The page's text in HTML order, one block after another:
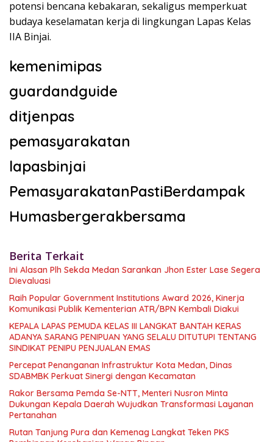
potensi bencana kebakaran, sekaligus memperkuat
budaya keselamatan kerja di lingkungan Lapas Kelas
IIA Binjai.
kemenimipas
guardandguide
ditjenpas
pemasyarakatan
lapasbinjai
PemasyarakatanPastiBerdampak
Humasbergerakbersama
Berita Terkait
Ini Alasan Plh Sekda Medan Sarankan Jhon Ester Lase Segera
Dievaluasi
Raih Popular Government Institutions Award 2026, Kinerja
Komunikasi Publik Kementerian ATR/BPN Kembali Diakui
KEPALA LAPAS PEMUDA KELAS III LANGKAT BANTAH KERAS
ADANYA SARANG PENIPUAN YANG SELALU DITUTUPI TENTANG
SINDIKAT PENIPU PENJUALAN EMAS
Percepat Penanganan Infrastruktur Kota Medan, Dinas
SDABMBK Perkuat Sinergi dengan Kecamatan
Rakor Bersama Pemda Se-NTT, Menteri Nusron Minta
Dukungan Kepala Daerah Wujudkan Transformasi Layanan
Pertanahan
Rutan Tanjung Pura dan Kemenag Langkat Teken PKS